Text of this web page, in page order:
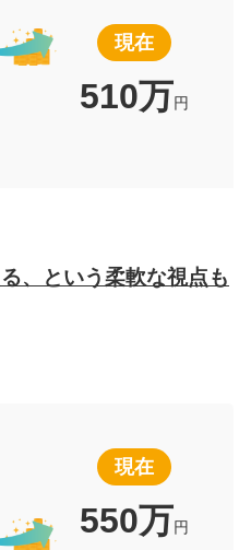
現在
510万円
、という柔軟な視点も
現在
550万円